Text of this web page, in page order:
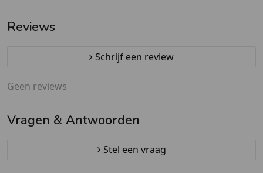
Reviews
Schrijf een review
Geen reviews
Vragen & Antwoorden
Stel een vraag